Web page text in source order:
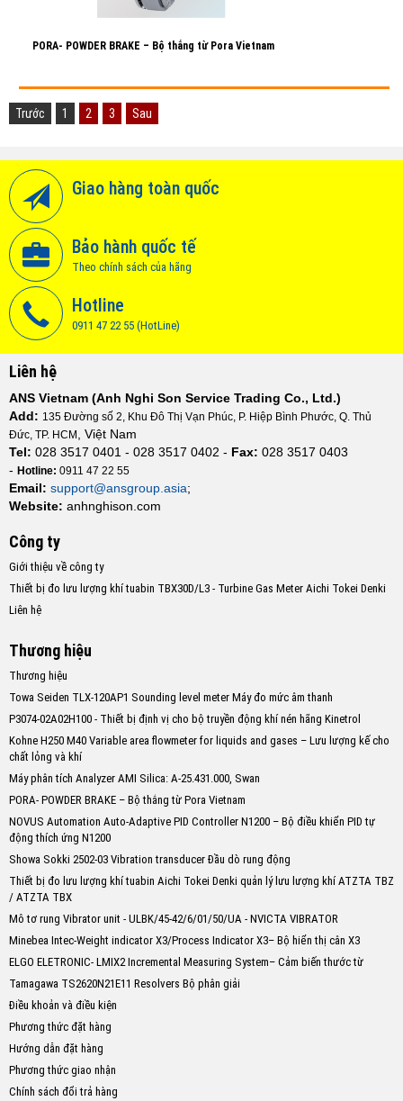
PORA- POWDER BRAKE – Bộ thắng từ Pora Vietnam
28/10/2021 Chi tiết >>
Trước 1 2 3 Sau
Giao hàng toàn quốc
Bảo hành quốc tế
Theo chính sách của hãng
Hotline
0911 47 22 55 (HotLine)
Liên hệ
ANS Vietnam (Anh Nghi Son Service Trading Co., Ltd.)
Add: 135 Đường số 2, Khu Đô Thị Vạn Phúc, P. Hiệp Bình Phước, Q. Thủ
Đức, TP. HCM
, Việt Nam
Tel: 028 3517 0401 - 028 3517 0402 - Fax: 028 3517 0403
- Hotline: 0911 47 22 55
Email: support@ansgroup.asia;
Website: anhnghison.com
Công ty
Giới thiệu về công ty
Thiết bị đo lưu lượng khí tuabin TBX30D/L3 - Turbine Gas Meter Aichi Tokei Denki
Liên hệ
Thương hiệu
Thương hiệu
Towa Seiden TLX-120AP1 Sounding level meter Máy đo mức âm thanh
P3074-02A02H100 - Thiết bị định vị cho bộ truyền động khí nén hãng Kinetrol
Kohne H250 M40 Variable area flowmeter for liquids and gases – Lưu lượng kế cho
chất lỏng và khí
Máy phân tích Analyzer AMI Silica: A-25.431.000, Swan
PORA- POWDER BRAKE – Bộ thắng từ Pora Vietnam
NOVUS Automation Auto-Adaptive PID Controller N1200 – Bộ điều khiển PID tự
động thích ứng N1200
Showa Sokki 2502-03 Vibration transducer Đầu dò rung động
Thiết bị đo lưu lượng khí tuabin Aichi Tokei Denki quản lý lưu lượng khí ATZTA TBZ
/ ATZTA TBX
Mô tơ rung Vibrator unit - ULBK/45-42/6/01/50/UA - NVICTA VIBRATOR
Minebea Intec-Weight indicator X3/Process Indicator X3– Bộ hiển thị cân X3
ELGO ELETRONIC- LMIX2 Incremental Measuring System– Cảm biến thước từ
Tamagawa TS2620N21E11 Resolvers Bộ phân giải
Điều khoản và điều kiện
Phương thức đặt hàng
Hướng dẫn đặt hàng
Phương thức giao nhận
Chính sách đổi trả hàng